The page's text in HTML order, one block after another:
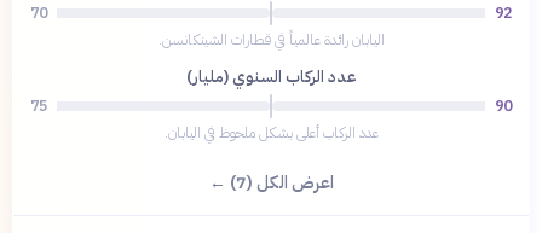
92
70
اليابان رائدة عالمياً في قطارات الشينكانسن.
عدد الركاب السنوي (مليار)
90
75
عدد الركاب أعلى بشكل ملحوظ في اليابان.
اعرض الكل (7) ←